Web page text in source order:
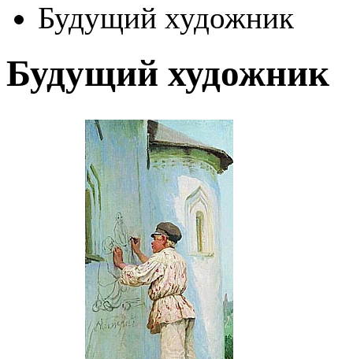
Будущий художник
Будущий художник